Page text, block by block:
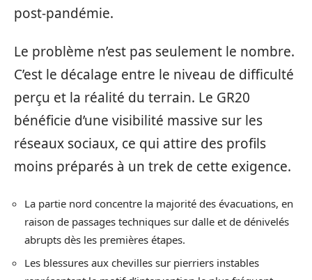
post-pandémie.
Le problème n’est pas seulement le nombre.
C’est le décalage entre le niveau de difficulté
perçu et la réalité du terrain. Le GR20
bénéficie d’une visibilité massive sur les
réseaux sociaux, ce qui attire des profils
moins préparés à un trek de cette exigence.
La partie nord concentre la majorité des évacuations, en
raison de passages techniques sur dalle et de dénivelés
abrupts dès les premières étapes.
Les blessures aux chevilles sur pierriers instables